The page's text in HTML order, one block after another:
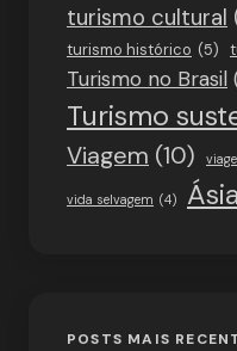
turismo cultural
turismo histórico (5)
Turismo no Brasil
Turismo
Viagem (10)
vida selvagem (4) Ásia
POSTS MAIS